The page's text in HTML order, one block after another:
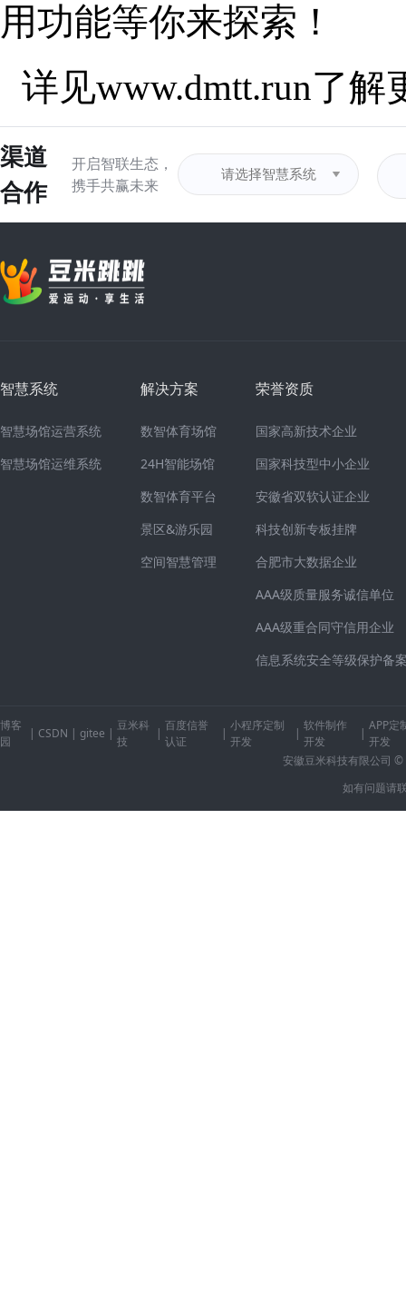
用功能等你来探索！
详见www.dmtt.run了解
渠道
合作
开启智联生态，
携手共赢未来
智慧系统
智慧场馆运营系统
智慧场馆运维系统
解决方案
数智体育场馆
24H智能场馆
数智体育平台
景区&游乐园
空间智慧管理
荣誉资质
国家高新技术企业
国家科技型中小企业
安徽省双软认证企业
科技创新专板挂牌
合肥市大数据企业
AAA级质量服务诚信单位
AAA级重合同守信用企业
信息系统安全等级保护备
博客
园
| CSDN |gitee |
豆米科
技
|
百度信誉
认证
|
小程序定制
开发
|
软件制作
开发
|
APP定
开发
安徽豆米科技有限公司
如有问题请